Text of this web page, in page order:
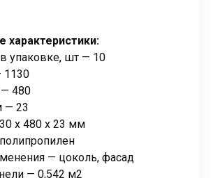
характеристики:
упаковке, шт — 10
480
— 23
x 480 x 23 мм
— цоколь, фасад
— 0,542 м2